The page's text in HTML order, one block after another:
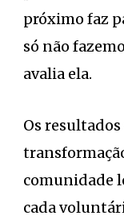
próximo faz
só não
avalia ela.
Os
comunidade
cada